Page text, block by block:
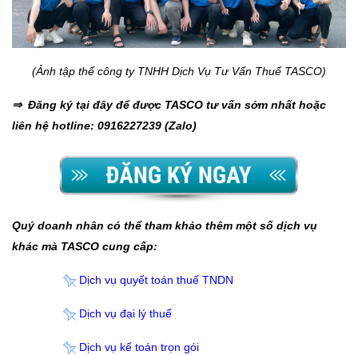
(Ảnh tập thể công ty TNHH Dịch Vụ Tư Vấn Thuế TASCO)
⇒ Đăng ký tại đây để được TASCO tư vấn sớm nhất hoặc
liên hệ hotline: 0916227239 (Zalo)
Quý doanh nhân có thể tham khảo thêm một số dịch vụ
khác mà TASCO cung cấp:
Dịch vụ quyết toán thuế TNDN
Dịch vụ đại lý thuế
Dịch vụ kế toán trọn gói